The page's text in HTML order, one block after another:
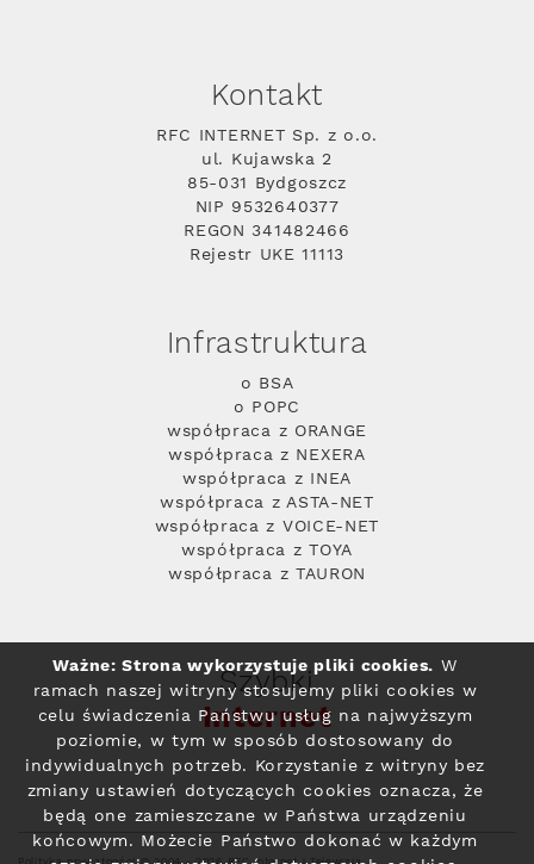
Kontakt
RFC INTERNET Sp. z o.o.
ul. Kujawska 2
85-031 Bydgoszcz
NIP 9532640377
REGON 341482466
Rejestr UKE 11113
Infrastruktura
o BSA
o POPC
współpraca z ORANGE
współpraca z NEXERA
współpraca z INEA
współpraca z ASTA-NET
współpraca z VOICE-NET
współpraca z TOYA
współpraca z TAURON
Szybki
Internet
Ważne: Strona wykorzystuje pliki cookies. W
ramach naszej witryny stosujemy pliki cookies w
celu świadczenia Państwu usług na najwyższym
poziomie, w tym w sposób dostosowany do
indywidualnych potrzeb. Korzystanie z witryny bez
zmiany ustawień dotyczących cookies oznacza, że
będą one zamieszczane w Państwa urządzeniu
końcowym. Możecie Państwo dokonać w każdym